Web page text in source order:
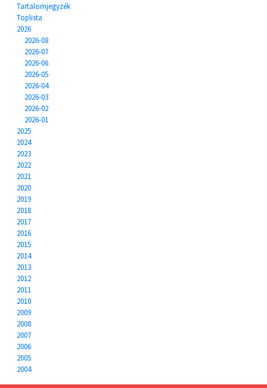
Tartalomjegyzék
Toplista
2026
2026-08
2026-07
2026-06
2026-05
2026-04
2026-03
2026-02
2026-01
2025
2024
2023
2022
2021
2020
2019
2018
2017
2016
2015
2014
2013
2012
2011
2010
2009
2008
2007
2006
2005
2004